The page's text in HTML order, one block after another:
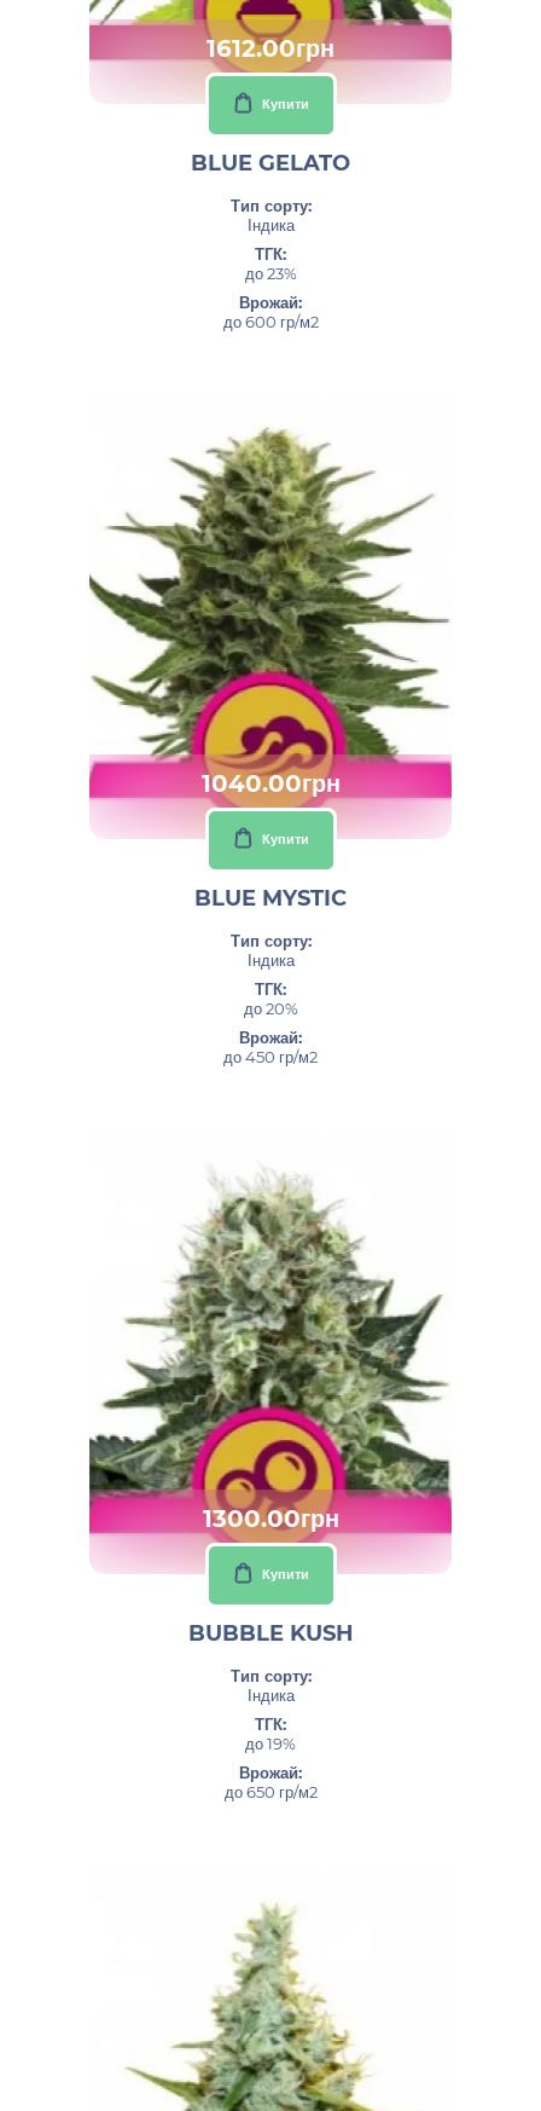
1612.00грн
Купити
BLUE GELATO
Тип сорту:
Індика
ТГК:
до 23%
Врожай:
до 600 гр/м2
1040.00грн
Купити
BLUE MYSTIC
Тип сорту:
Індика
ТГК:
до 20%
Врожай:
до 450 гр/м2
1300.00грн
Купити
BUBBLE KUSH
Тип сорту:
Індика
ТГК:
до 19%
Врожай:
до 650 гр/м2